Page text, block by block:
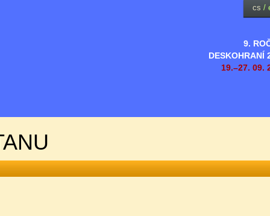
9.
DESKOHRANÍ
19.–27. 09.
cs /